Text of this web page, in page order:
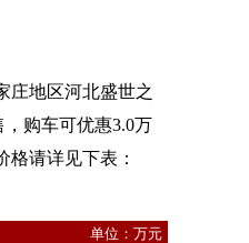
庄地区河北盛世之
购车可优惠3.0万
请详见下表：
单位：万元